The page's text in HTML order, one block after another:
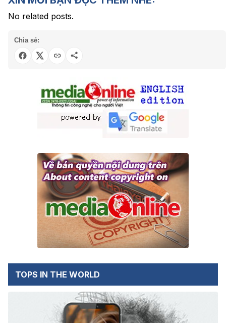
No related posts.
Chia sẻ:
TOPS IN THE WORLD